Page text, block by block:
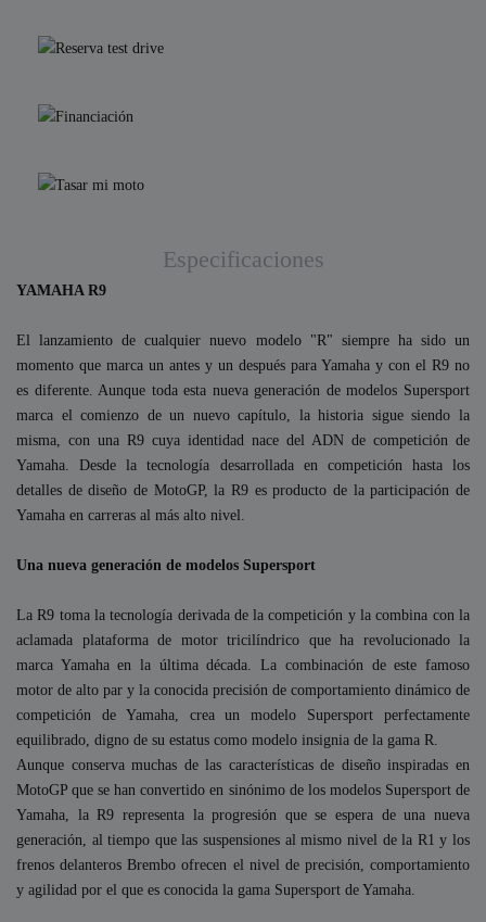
Especificaciones
YAMAHA R9
El lanzamiento de cualquier nuevo modelo "R" siempre ha sido un
momento que marca un antes y un después para Yamaha y con el R9 no
es diferente. Aunque toda esta nueva generación de modelos Supersport
marca el comienzo de un nuevo capítulo, la historia sigue siendo la
misma, con una R9 cuya identidad nace del ADN de competición de
Yamaha. Desde la tecnología desarrollada en competición hasta los
detalles de diseño de MotoGP, la R9 es producto de la participación de
Yamaha en carreras al más alto nivel.
Una nueva generación de modelos Supersport
La R9 toma la tecnología derivada de la competición y la combina con la
aclamada plataforma de motor tricilíndrico que ha revolucionado la
marca Yamaha en la última década. La combinación de este famoso
motor de alto par y la conocida precisión de comportamiento dinámico de
competición de Yamaha, crea un modelo Supersport perfectamente
equilibrado, digno de su estatus como modelo insignia de la gama R.
Aunque conserva muchas de las características de diseño inspiradas en
MotoGP que se han convertido en sinónimo de los modelos Supersport de
Yamaha, la R9 representa la progresión que se espera de una nueva
generación, al tiempo que las suspensiones al mismo nivel de la R1 y los
frenos delanteros Brembo ofrecen el nivel de precisión, comportamiento
y agilidad por el que es conocida la gama Supersport de Yamaha.